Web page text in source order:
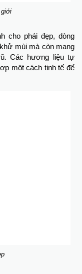
giới
cho phái đẹp, dòng
mùi mà còn mang
Các hương liệu tự
một cách tinh tế để